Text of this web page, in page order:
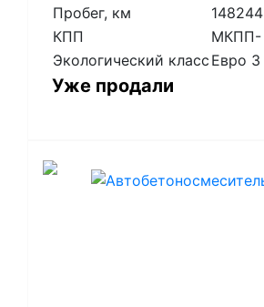
Пробег, км
148244
КПП
МКПП-
Экологический класс Евро 3
Уже продали